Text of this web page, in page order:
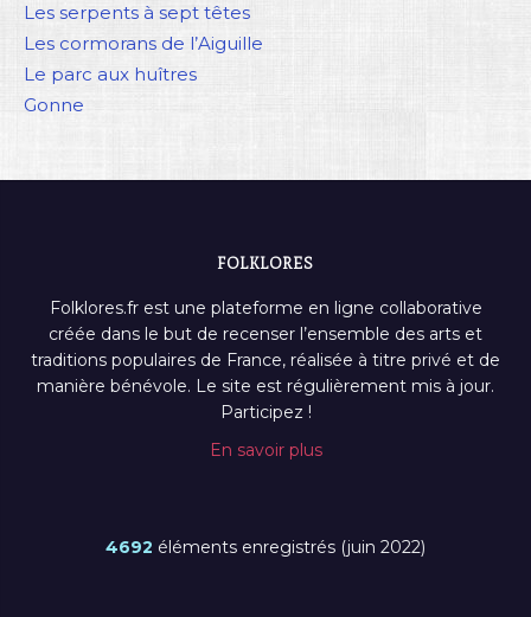
Les serpents à sept têtes
Les cormorans de l’Aiguille
Le parc aux huîtres
Gonne
FOLKLORES
Folklores.fr est une plateforme en ligne collaborative
créée dans le but de recenser l’ensemble des arts et
traditions populaires de France, réalisée à titre privé et de
manière bénévole. Le site est régulièrement mis à jour.
Participez !
En savoir plus
4692 éléments enregistrés (juin 2022)